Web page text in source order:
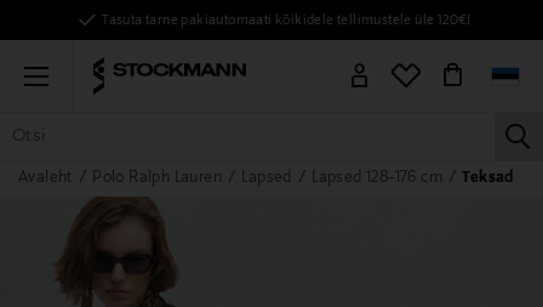
Tasuta tarne pakiautomaati kõikidele tellimustele üle 120€!
Menu
KÕIK TOOTED NAISED MEHED LAPSED KODU
Avaleht Polo Ralph Lauren Lapsed Lapsed 128-176 cm Teksad